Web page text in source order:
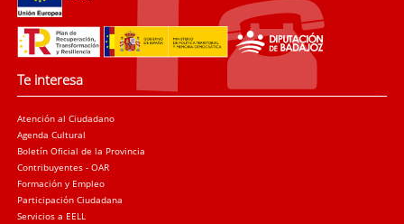
Te interesa
Atención al Ciudadano
Agenda Cultural
Boletín Oficial de la Provincia
Contribuyentes - OAR
Formación y Empleo
Participación Ciudadana
Servicios a EELL